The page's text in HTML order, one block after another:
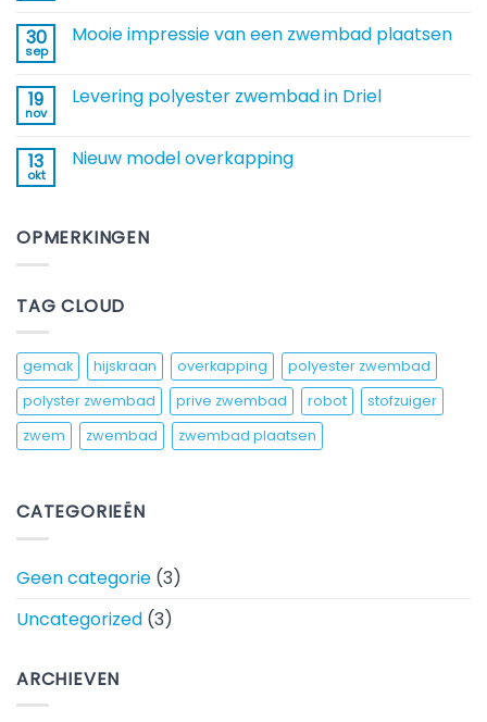
Bestellingen
30
sep
Mooie impressie van een zwembad plaatsen
Mooie
zwembad
plaatsen
19
nov
Levering polyester zwembad in Driel
Levering
13
okt
Nieuw model overkapping
model
OPMERKINGEN
TAG CLOUD
gemak hijskraan overkapping
polyester zwembad
polyster zwembad
prive zwembad robot
stofzuiger
zwem
zwembad zwembad plaatsen
CATEGORIEËN
Geen categorie (3)
Uncategorized (3)
ARCHIEVEN